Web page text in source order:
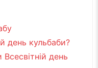
день кульбаби?
день